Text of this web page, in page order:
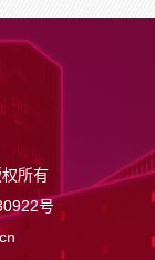
级杂志
院理论所、近
机构的研究人
算资源开展强
理论物理所杨
所有
号